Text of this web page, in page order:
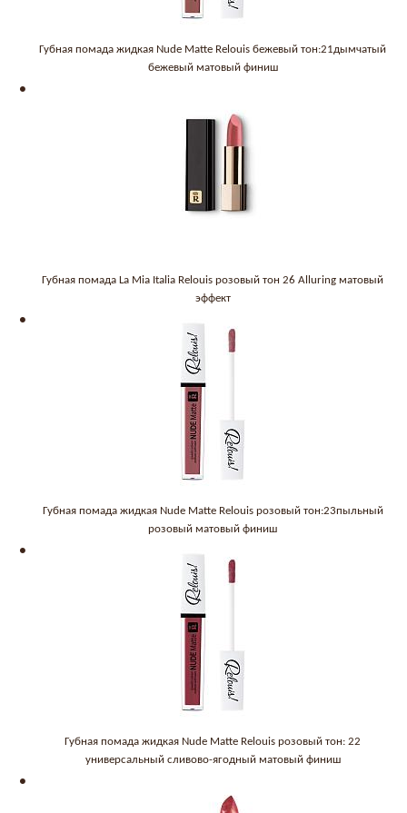
Губная помада жидкая Nude Matte Relouis бежевый тон:21дымчатый
бежевый матовый финиш
Губная помада La Mia Italia Relouis розовый тон 26 Alluring матовый
эффект
Губная помада жидкая Nude Matte Relouis розовый тон:23пыльный
розовый матовый финиш
Губная помада жидкая Nude Matte Relouis розовый тон: 22
универсальный сливово-ягодный матовый финиш